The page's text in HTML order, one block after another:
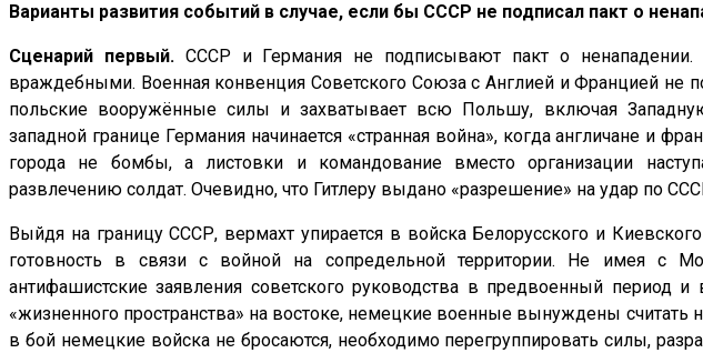
Варианты развития событий в случае, если бы СССР не подписал пакт о
Сценарий первый.СССР и Германия не подписывают пакт о
враждебными. Военная конвенция Советского Союза с Англией и Францией не
польские вооружённые силы и захватывает всю Польшу, включая
западной границе Германия начинается «странная война», когда англичане и
города не бомбы, а листовки и командование вместо организации
развлечению солдат. Очевидно, что Гитлеру выдано «разрешение» на удар по
Выйдя на границу СССР, вермахт упирается в войска Белорусского и
готовность в связи с войной на сопредельной территории. Не имея с
антифашистские заявления советского руководства в предвоенный период
«жизненного пространства» на востоке, немецкие военные вынуждены считать
в бой немецкие войска не бросаются, необходимо перегруппировать силы,